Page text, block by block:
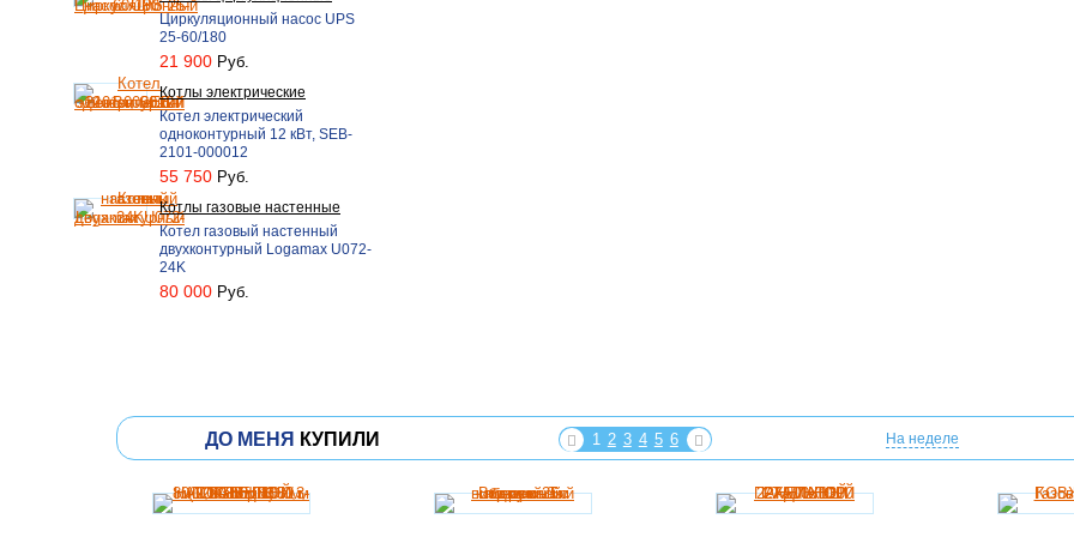
Циркуляционный насос UPS
25-60/180
21 900 Руб.
Котлы электрические
Котел электрический
одноконтурный 12 кВт, SEB-
2101-000012
55 750 Руб.
Котлы газовые настенные
Котел газовый настенный
двухконтурный Logamax U072-
24K
80 000 Руб.
ДО МЕНЯ КУПИЛИ 1 2 3 4 5 6 На неделе